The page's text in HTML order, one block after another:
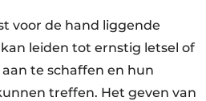
voor de hand liggende
leiden tot ernstig letsel of
aan te schaffen en hun
treffen. Het geven van